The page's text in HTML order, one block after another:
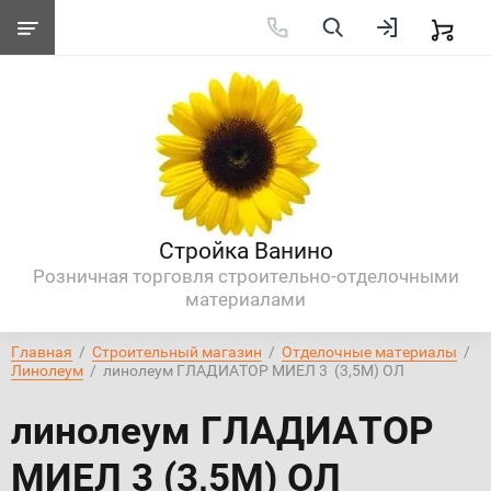
Стройка Ванино
Розничная торговля строительно-отделочными
материалами
Главная
  /
Строительный магазин
  /
Отделочные материалы
Линолеум
  /  линолеум ГЛАДИАТОР МИЕЛ 3  (3,5М) ОЛ
линолеум ГЛАДИАТОР
МИЕЛ 3 (3,5М) ОЛ